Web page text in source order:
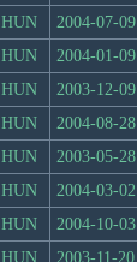
HUN
2004-07-09
HUN
2004-01-09
HUN
2003-12-09
HUN
2004-08-28
HUN
2003-05-28
HUN
2004-03-02
HUN
2004-10-03
HUN 2003-11-20